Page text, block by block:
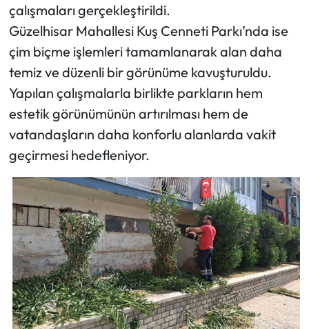
çalışmaları gerçekleştirildi.
Güzelhisar Mahallesi Kuş Cenneti Parkı’nda ise
çim biçme işlemleri tamamlanarak alan daha
temiz ve düzenli bir görünüme kavuşturuldu.
Yapılan çalışmalarla birlikte parkların hem
estetik görünümünün artırılması hem de
vatandaşların daha konforlu alanlarda vakit
geçirmesi hedefleniyor.